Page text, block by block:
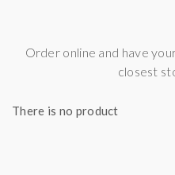
Order online and have
closest
There is no product